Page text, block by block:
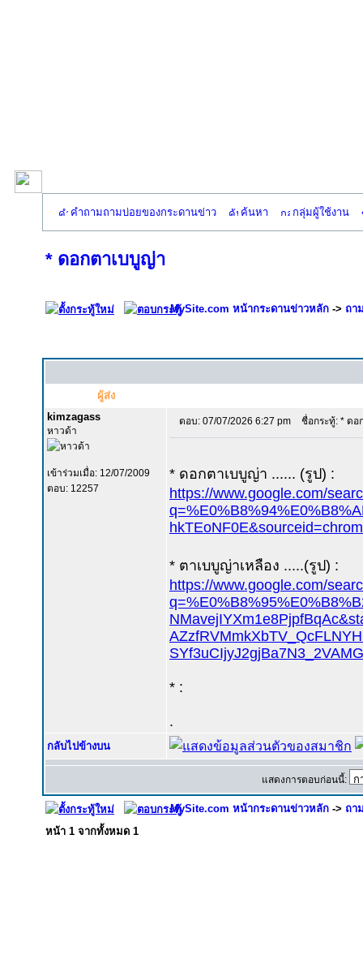
คำถามถามบ่อยของกระดานข่าว ค้นหา กลุ่มผู้ใช้งาน
* ดอกตาเบบูญ่า
MySite.com หน้ากระดานข่าวหลัก -> ถา
ผู้ส่ง
kimzagass
หาวด้า
เข้าร่วมเมื่อ: 12/07/2009
ตอบ: 12257
ตอบ: 07/07/2026 6:27 pm ชื่อกระทู้: * ดอ
* ดอกตาเบบูญ่า ...... (รูป) :
https://www.google.com/
* ตาเบบูญ่าเหลือง .....(รูป) :
https://www.google.com/
* :
.
กลับไปข้างบน
แสดงการตอบก่อนนี้:
MySite.com หน้ากระดานข่าวหลัก -> ถา
หน้า 1 จากทั้งหมด 1